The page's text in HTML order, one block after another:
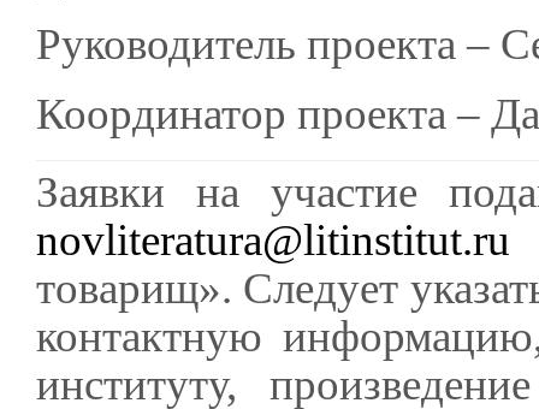
Руководитель проекта –
Координатор проекта –
Заявки на участие
novliteratura@litinstitut.ru
товарищ». Следует
контактную
институту,